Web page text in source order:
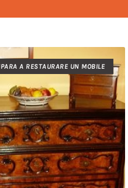
A RESTAURARE UN MOBILE